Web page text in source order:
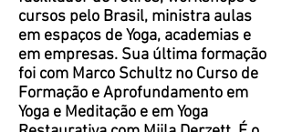
cursos pelo Brasil, ministra aulas
em espaços de Yoga, academias e
em empresas. Sua última formação
foi com Marco Schultz no Curso de
Formação e Aprofundamento em
Yoga e Meditação e em Yoga